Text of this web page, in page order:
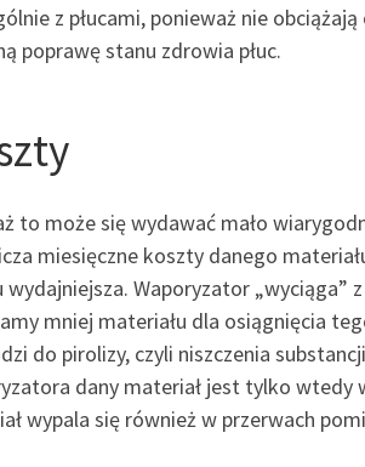
z płucami, ponieważ nie
poprawę stanu zdrowia płuc.
to może się wydawać mało
miesięczne koszty danego
wydajniejsza. Waporyzator „wyciąga”
mniej materiału dla osiągnięcia
do pirolizy, czyli niszczenia
dany materiał jest tylko wtedy
wypala się również w przerwach